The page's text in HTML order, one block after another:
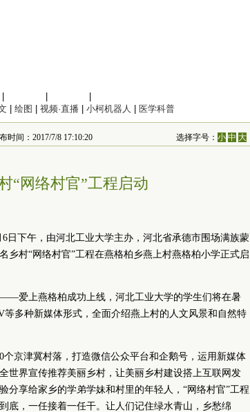
绘图 视频·直播 小柯机器人 医学科普
时间：2017/7/8 17:10:20 选择字号：小 中 大
“网络村官”工程启动
日下午，由河北工业大学主办，河北省承德市围场满族蒙
乡村“网络村官”工程在燕格柏乡燕上村燕格柏小学正式启
爱上燕格柏成功上线，河北工业大学的学生们将在暑
多种新媒体形式，全面介绍燕上村的人文风景和自然特
京津冀村落，打造微信公众平台和企鹅号，运用新媒体
世界宣传推荐美丽乡村，让美丽乡村建设搭上互联网发
分享给家乡的学弟学妹和村里的年轻人，“网络村官”工程
底，一任接着一任干。让人们记住绿水青山，乡愁绵